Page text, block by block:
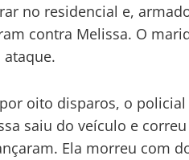
no residencial e,
contra Melissa. O
oito disparos, o
saiu do veículo e
Ela morreu com